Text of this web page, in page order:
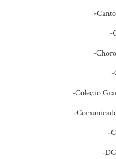
-
-
-
-
-Coleção
-
-
-